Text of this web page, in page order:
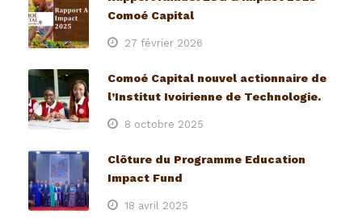
Comoé Capital
27 février 2026
Comoé Capital nouvel actionnaire de
l’Institut Ivoirienne de Technologie.
8 octobre 2025
Clôture du Programme Education
Impact Fund
18 avril 2025